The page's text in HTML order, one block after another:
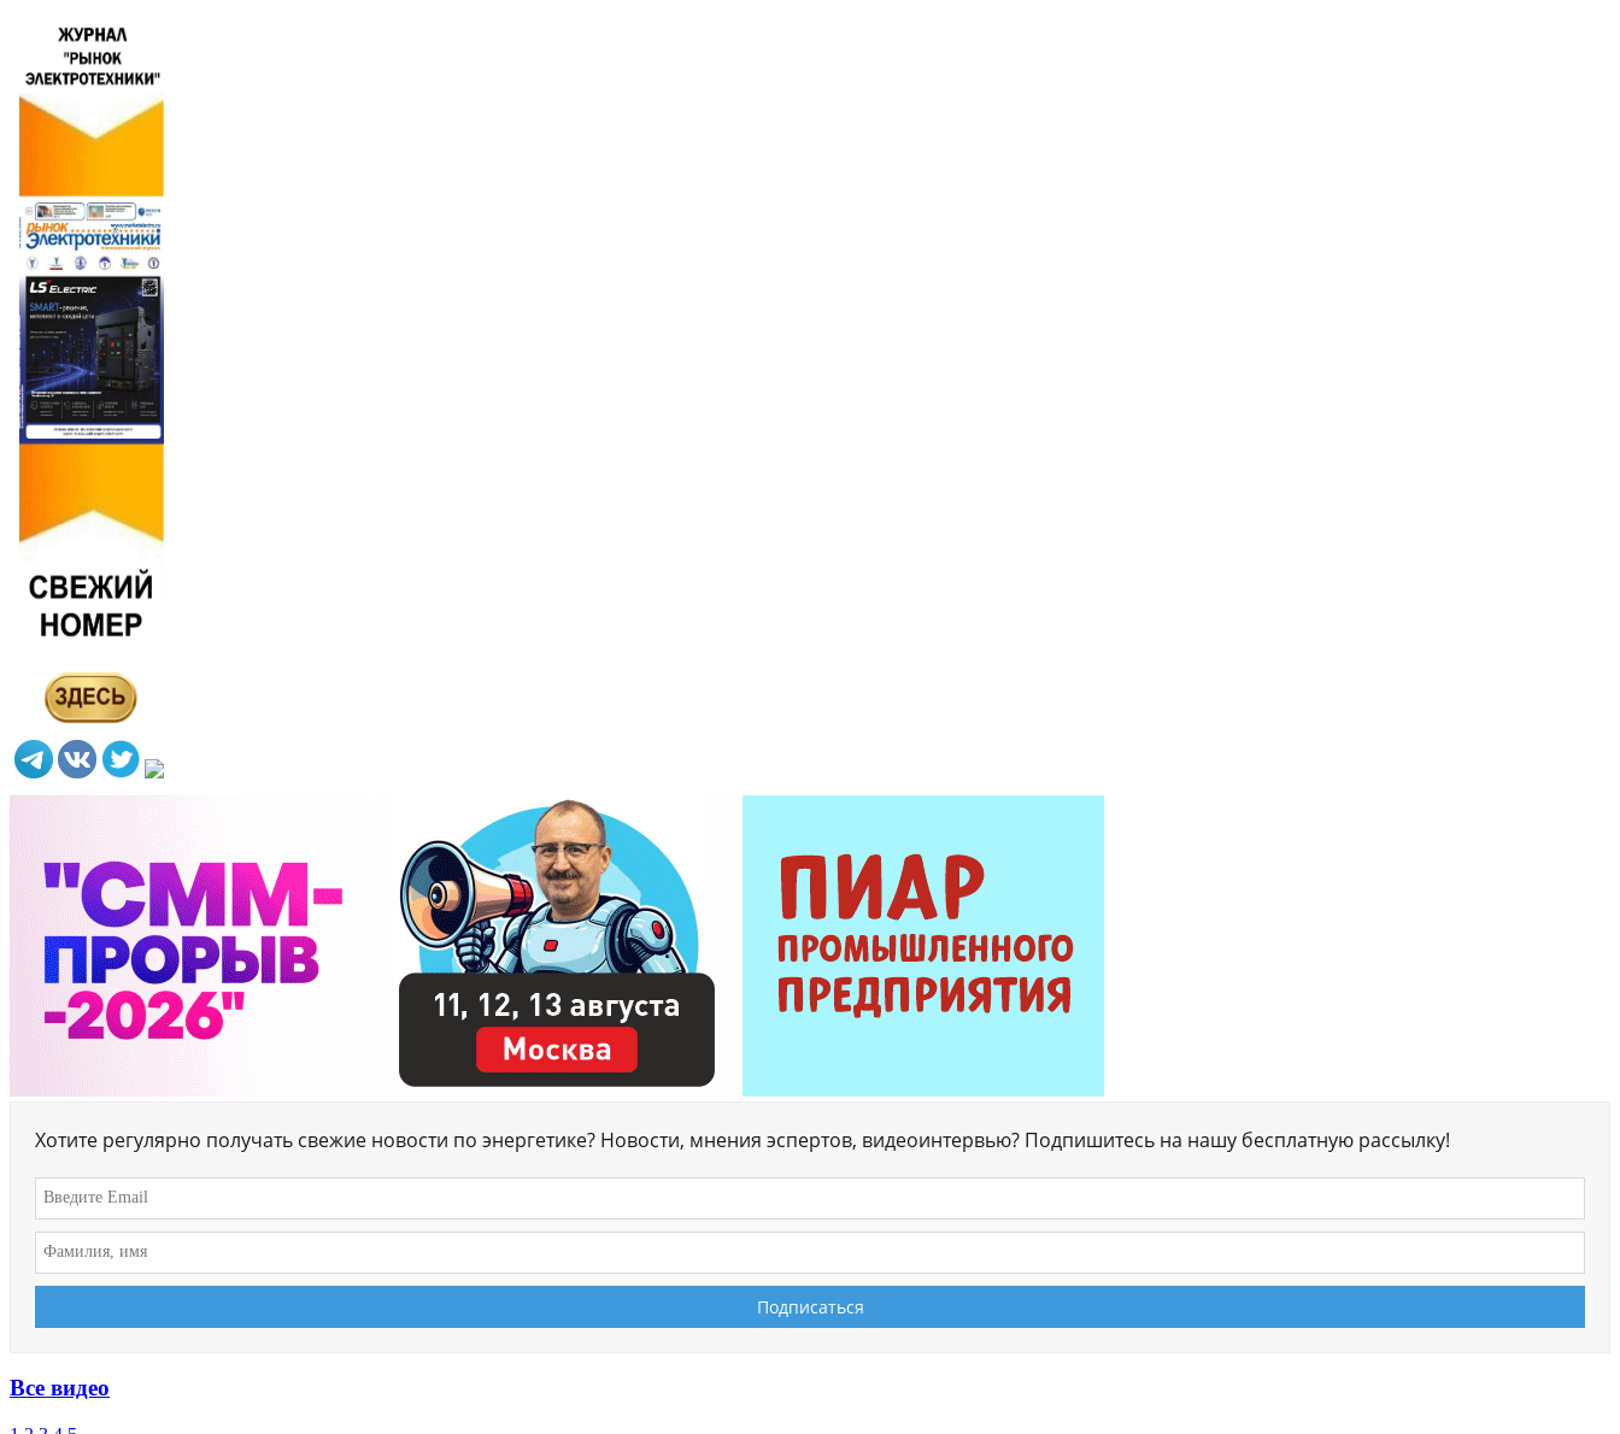
Хотите регулярно получать свежие новости по энергетике? Новости, мнения эспертов, видеоинтервью? Подпишитесь на нашу бесплатную рассылку!
Все видео